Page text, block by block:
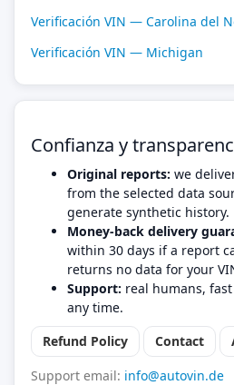
Verificación VIN — Carolina del
Verificación VIN — Michigan
Confianza y
Original reports: we
from the selected data
generate synthetic history.
Money-back delivery
within 30 days if a report
returns no data for your
Support: real humans,
any time.
Refund Policy
Contact
Support email: info@autovin.de